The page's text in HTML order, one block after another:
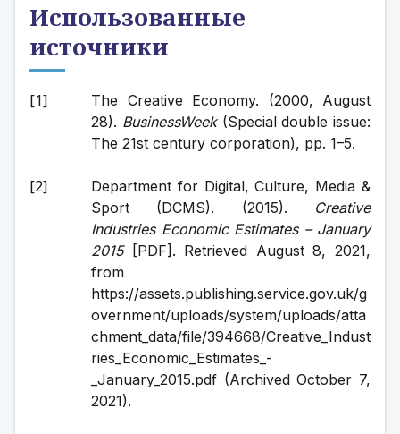
Использованные
источники
The Creative Economy. (2000, August
28). BusinessWeek (Special double issue:
The 21st century corporation), pp. 1–5.
Department for Digital, Culture, Media &
Sport (DCMS). (2015). Creative
Industries Economic Estimates – January
2015 [PDF]. Retrieved August 8, 2021,
from
https://assets.publishing.service.gov.uk/g
overnment/uploads/system/uploads/atta
chment_data/file/394668/Creative_Indust
ries_Economic_Estimates_-
_January_2015.pdf (Archived October 7,
2021).